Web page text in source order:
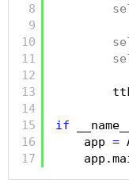
8
9
10
11
12
13
14
15
16
17
if
app =